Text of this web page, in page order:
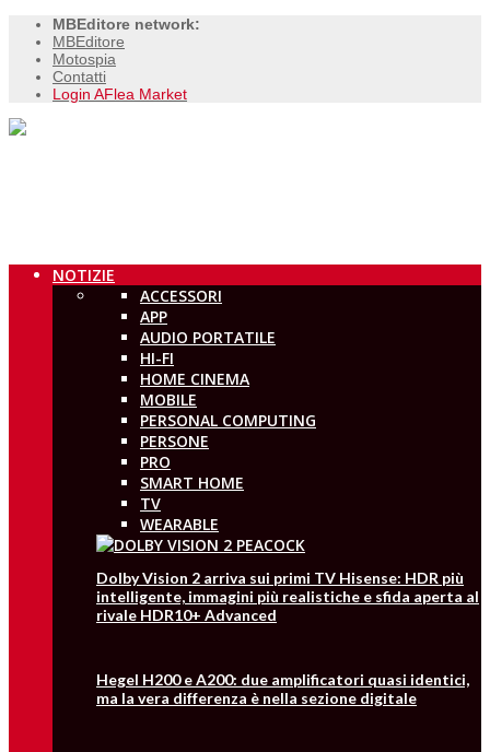
MBEditore network:
MBEditore
Motospia
Contatti
Login AFlea Market
NOTIZIE
ACCESSORI
APP
AUDIO PORTATILE
HI-FI
HOME CINEMA
MOBILE
PERSONAL COMPUTING
PERSONE
PRO
SMART HOME
TV
WEARABLE
Dolby Vision 2 arriva sui primi TV Hisense: HDR più
intelligente, immagini più realistiche e sfida aperta al
rivale HDR10+ Advanced
Hegel H200 e A200: due amplificatori quasi identici,
ma la vera differenza è nella sezione digitale